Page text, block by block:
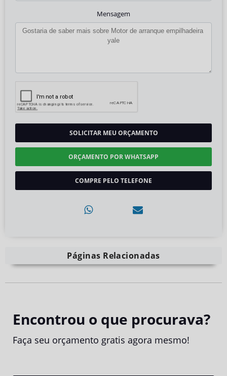
Mensagem
SOLICITAR MEU ORÇAMENTO
ORÇAMENTO POR WHATSAPP
COMPRE PELO TELEFONE
Páginas Relacionadas
Encontrou o que procurava?
Faça seu orçamento gratis agora mesmo!